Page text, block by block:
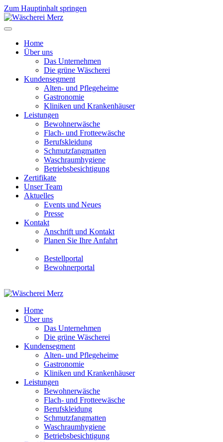
Zum Hauptinhalt springen
Home
Über uns
Das Unternehmen
Die grüne Wäscherei
Kundensegment
Alten- und Pflegeheime
Gastronomie
Kliniken und Krankenhäuser
Leistungen
Bewohnerwäsche
Flach- und Frotteewäsche
Berufskleidung
Schmutzfangmatten
Waschraumhygiene
Betriebsbesichtigung
Zertifikate
Unser Team
Aktuelles
Events und Neues
Presse
Kontakt
Anschrift und Kontakt
Planen Sie Ihre Anfahrt
Bestellportal
Bewohnerportal
Home
Über uns
Das Unternehmen
Die grüne Wäscherei
Kundensegment
Alten- und Pflegeheime
Gastronomie
Kliniken und Krankenhäuser
Leistungen
Bewohnerwäsche
Flach- und Frotteewäsche
Berufskleidung
Schmutzfangmatten
Waschraumhygiene
Betriebsbesichtigung